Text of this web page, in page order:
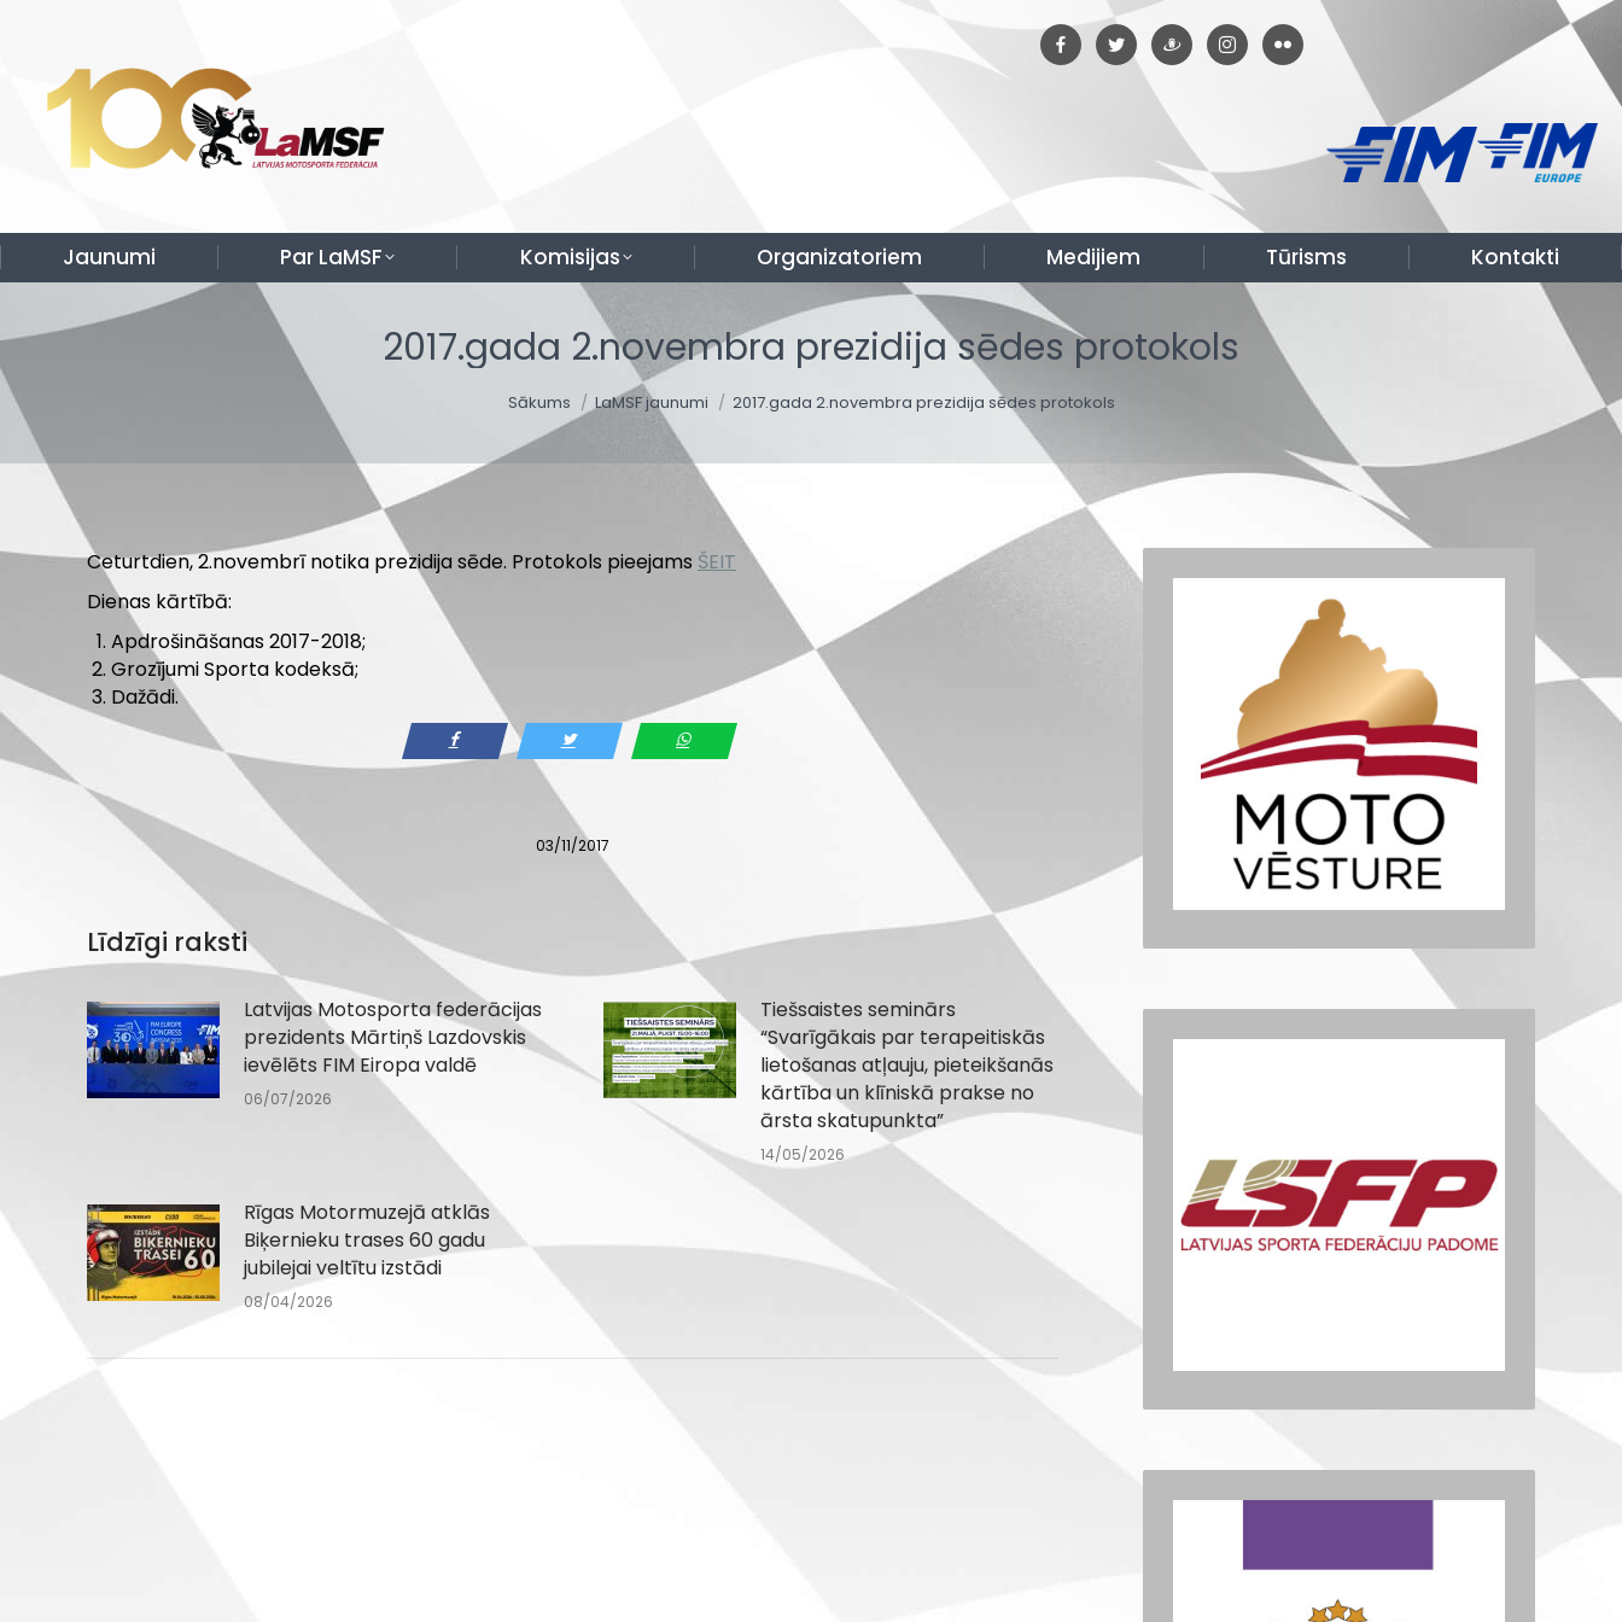
Jaunumi Par LaMSF Komisijas Organizatoriem Medijiem Tūrisms Kontakti
2017.gada 2.novembra prezidija sēdes protokols
Sākums LaMSF jaunumi 2017.gada 2.novembra prezidija sēdes protokols
Ceturtdien, 2.novembrī notika prezidija sēde. Protokols pieejams ŠEIT
Dienas kārtībā:
Apdrošināšanas 2017-2018;
Grozījumi Sporta kodeksā;
Dažādi.
03/11/2017
Līdzīgi raksti
Latvijas Motosporta federācijas
prezidents Mārtiņš Lazdovskis
ievēlēts FIM Eiropa valdē
06/07/2026
Tiešsaistes seminārs
“Svarīgākais par terapeitiskās
lietošanas atļauju, pieteikšanās
kārtība un klīniskā prakse no
ārsta skatupunkta”
14/05/2026
Rīgas Motormuzejā atklās
Biķernieku trases 60 gadu
jubilejai veltītu izstādi
08/04/2026